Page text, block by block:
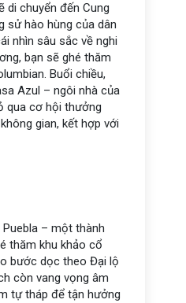
di chuyển đến Cung
sử hào hùng của dân
nhìn sâu sắc về nghi
bạn sẽ ghé thăm
Buổi chiều,
Azul – ngôi nhà của
qua cơ hội thưởng
gian, kết hợp với
– một thành
thăm khu khảo cổ
bước dọc theo Đại lộ
còn vang vọng âm
tự tháp để tận hưởng